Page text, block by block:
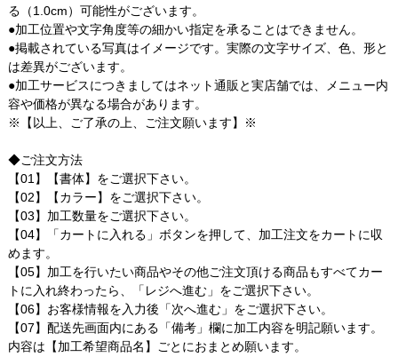
る（1.0cm）可能性がございます。
●加工位置や文字角度等の細かい指定を承ることはできません。
●掲載されている写真はイメージです。実際の文字サイズ、色、形と
は差異がございます。
●加工サービスにつきましてはネット通販と実店舗では、メニュー内
容や価格が異なる場合があります。
※【以上、ご了承の上、ご注文願います】※
◆ご注文方法
【01】【書体】をご選択下さい。
【02】【カラー】をご選択下さい。
【03】加工数量をご選択下さい。
【04】「カートに入れる」ボタンを押して、加工注文をカートに収
めます。
【05】加工を行いたい商品やその他ご注文頂ける商品もすべてカー
トに入れ終わったら、「レジへ進む」をご選択下さい。
【06】お客様情報を入力後「次へ進む」をご選択下さい。
【07】配送先画面内にある「備考」欄に加工内容を明記願います。
内容は【加工希望商品名】ごとにおまとめ願います。